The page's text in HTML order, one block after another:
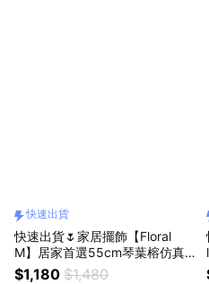
快速出貨
快速出貨🌷家居擺飾【Floral
M】居家首選55cm琴葉榕仿真
植栽
$1,180 $1,480